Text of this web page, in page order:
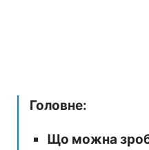
Головне:
Що можна